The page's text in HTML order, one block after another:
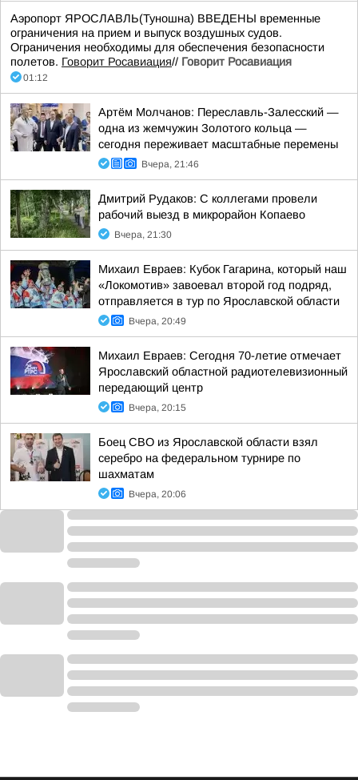
Аэропорт ЯРОСЛАВЛЬ(Туношна) ВВЕДЕНЫ временные
ограничения на прием и выпуск воздушных судов.
Ограничения необходимы для обеспечения безопасности
полетов. Говорит Росавиация// Говорит Росавиация
01:12
Артём Молчанов: Переславль-Залесский —
одна из жемчужин Золотого кольца —
сегодня переживает масштабные перемены
Вчера, 21:46
Дмитрий Рудаков: С коллегами провели
рабочий выезд в микрорайон Копаево
Вчера, 21:30
Михаил Евраев: Кубок Гагарина, который наш
«Локомотив» завоевал второй год подряд,
отправляется в тур по Ярославской области
Вчера, 20:49
Михаил Евраев: Сегодня 70-летие отмечает
Ярославский областной радиотелевизионный
передающий центр
Вчера, 20:15
Боец СВО из Ярославской области взял
серебро на федеральном турнире по
шахматам
Вчера, 20:06